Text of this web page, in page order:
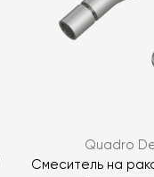
Quadro
Смеситель на